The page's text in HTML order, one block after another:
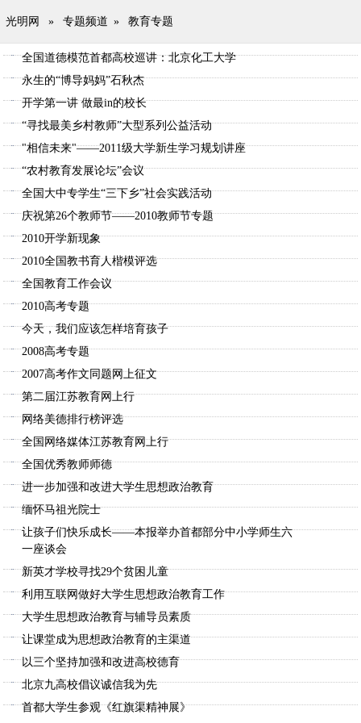
光明网 » 专题频道 » 教育专题
全国道德模范首都高校巡讲：北京化工大学
永生的“博导妈妈”石秋杰
开学第一讲 做最in的校长
“寻找最美乡村教师”大型系列公益活动
"相信未来"——2011级大学新生学习规划讲座
“农村教育发展论坛”会议
全国大中专学生“三下乡”社会实践活动
庆祝第26个教师节——2010教师节专题
2010开学新现象
2010全国教书育人楷模评选
全国教育工作会议
2010高考专题
今天，我们应该怎样培育孩子
2008高考专题
2007高考作文同题网上征文
第二届江苏教育网上行
网络美德排行榜评选
全国网络媒体江苏教育网上行
全国优秀教师师德
进一步加强和改进大学生思想政治教育
缅怀马祖光院士
让孩子们快乐成长——本报举办首都部分中小学师生六
一座谈会
新英才学校寻找29个贫困儿童
利用互联网做好大学生思想政治教育工作
大学生思想政治教育与辅导员素质
让课堂成为思想政治教育的主渠道
以三个坚持加强和改进高校德育
北京九高校倡议诚信我为先
首都大学生参观《红旗渠精神展》